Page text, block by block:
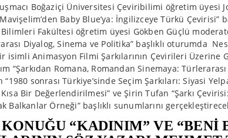
Boğaziçi Üniversitesi Çeviribilimi öğretim üyesi
Mavişelim’den Baby Blue’ya: İngilizceye Türkü Çevirisi”
Fakültesi öğretim üyesi Gökben Güçlü
Diyalog, Sinema ve Politika” başlıklı oturumda
isimli Animasyon Filmi Şarkılarının Çevirileri Üzerine
“Şarkıdan Romana, Romandan Sinemaya:
“1980 sonrası Türkiye’sinde Seçim Şarkıları: Siyasi
Bir Değerlendirilmesi” ve Şirin Tufan “Şarkı
Balkanlar Örneği” başlıklı sunumlarını
KONUĞU “KADINIM” VE “BENİ